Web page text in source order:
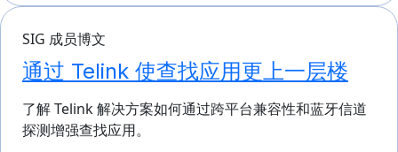
SIG 成员博文
通过 Telink 使查找应用更上一层楼
了解 Telink 解决方案如何通过跨平台兼容性和蓝牙信道
探测增强查找应用。